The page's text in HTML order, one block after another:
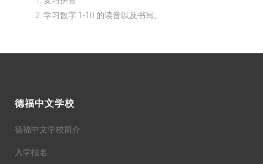
学习数字 1-10 的读音以及书写。
德福中文学校
德福中文学校简介
入学报名